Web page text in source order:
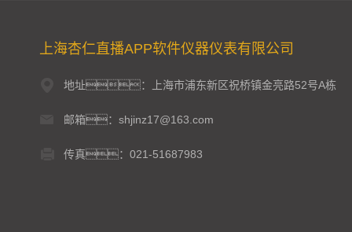
上海杏仁直播APP软件仪器仪表有限公司
地址：上海市浦东新区祝桥镇金亮路52号A栋
邮箱：shjinz17@163.com
传真：021-51687983